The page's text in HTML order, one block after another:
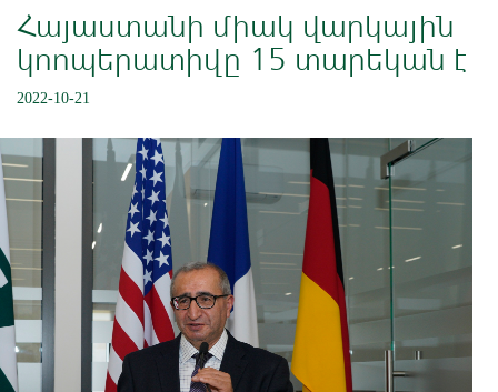
Հայաստանի միակ վարկային
կոոպերատիվը 15 տարեկան է
2022-10-21